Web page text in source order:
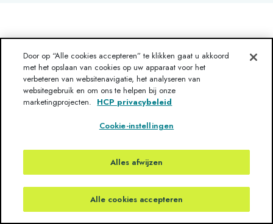
Heeft u een vraag?
© 2025. Rhythm Pharmaceuticals, Inc. Alle rechten voorbehouden. Rhythm
en haar logo zijn handelsmerken van Rhythm Pharmaceuticals, Inc. NL-
Door op “Alle cookies accepteren” te klikken gaat u akkoord
met het opslaan van cookies op uw apparaat voor het
verbeteren van websitenavigatie, het analyseren van
websitegebruik en om ons te helpen bij onze
marketingprojecten. HCP privacybeleid
Cookie-instellingen
Alles afwijzen
Alle cookies accepteren